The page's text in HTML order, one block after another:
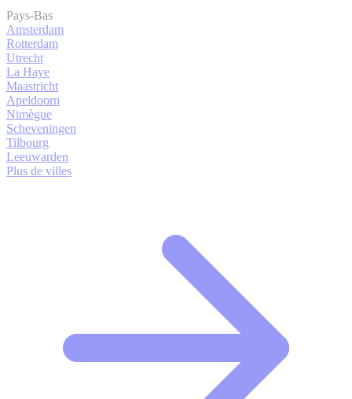
Pays-Bas
Amsterdam
Rotterdam
Utrecht
La Haye
Maastricht
Apeldoorn
Nimègue
Scheveningen
Tilbourg
Leeuwarden
Plus de villes